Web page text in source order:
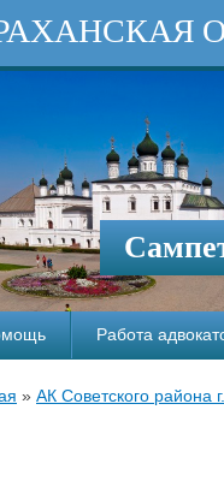
Работа
» АК Советского района